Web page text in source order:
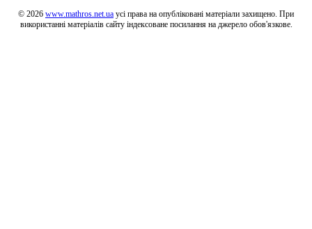
© 2026 www.mathros.net.ua усі права на опубліковані матеріали захищено. При
використанні матеріалів сайту індексоване посилання на джерело обов'язкове.